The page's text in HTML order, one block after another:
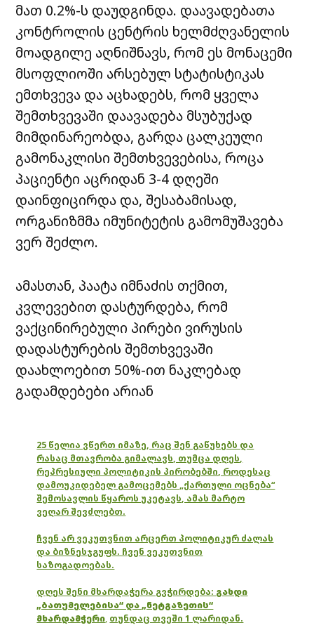
მათ 0.2%-ს დაუდგინდა. დაავადებათა
კონტროლის ცენტრის ხელმძღვანელის
მოადგილე აღნიშნავს, რომ ეს მონაცემი
მსოფლიოში არსებულ სტატისტიკას
ემთხვევა და აცხადებს, რომ ყველა
შემთხვევაში დაავადება მსუბუქად
მიმდინარეობდა, გარდა ცალკეული
გამონაკლისი შემთხვევებისა, როცა
პაციენტი აცრიდან 3-4 დღეში
დაინფიცირდა და, შესაბამისად,
ორგანიზმმა იმუნიტეტის გამომუშავება
ვერ შეძლო.
ამასთან, პაატა იმნაძის თქმით,
კვლევებით დასტურდება, რომ
ვაქცინირებული პირები ვირუსის
დადასტურების შემთხვევაში
დაახლოებით 50%-ით ნაკლებად
გადამდებები არიან
25 წელია ვწერთ იმაზე, რაც შენ გაწუხებს და
რასაც მთავრობა გიმალავს, თუმცა დღეს,
რეპრესიული პოლიტიკის პირობებში, როდესაც
დამოუკიდებელ გამოცემებს „ქართული ოცნება“
შემოსავლის წყაროს უკეტავს, ამას მარტო
ვეღარ შევძლებთ.
ჩვენ არ ვეკუთვნით არცერთ პოლიტიკურ ძალას
და ბიზნესჯგუფს. ჩვენ ვეკუთვნით
საზოგადოებას.
დღეს შენი მხარდაჭერა გვჭირდება: გახდი
„ბათუმელებისა“ და „ნეტგაზეთის“
მხარდამჭერი, თუნდაც თვეში 1 ლარიდან.